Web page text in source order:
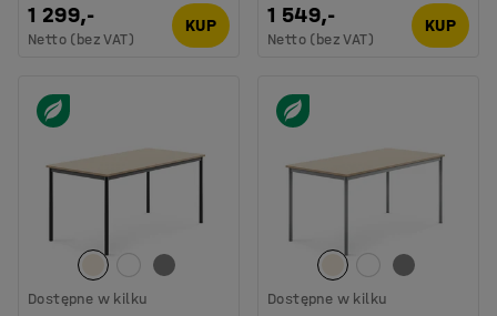
1 299,-
Netto (bez VAT)
KUP 1 549,-
Netto (bez VAT)
KUP
Dostępne w kilku
Dostępne w kilku